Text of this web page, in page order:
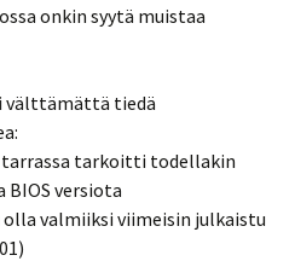
onkin syytä muistaa
välttämättä tiedä
tarrassa tarkoitti todellakin
BIOS versiota
olla valmiiksi viimeisin julkaistu